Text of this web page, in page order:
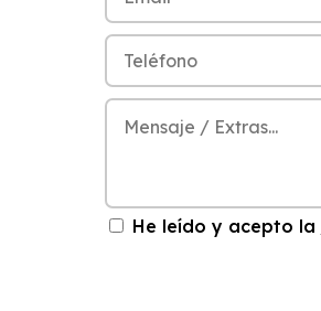
He leído y acepto la